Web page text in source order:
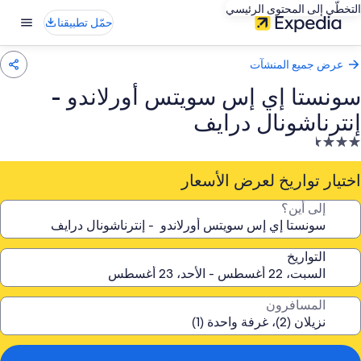
التخطّي إلى المحتوى الرئيسي
حمّل تطبيقنا
عرض جميع المنشآت
سونستا إي إس سويتس أورلاندو -
إنترناشونال درايف
منشأة
فندقية
مصنفة
3.5
اختيار تواريخ لعرض الأسعار
إلى أين؟
التواريخ
المسافرون